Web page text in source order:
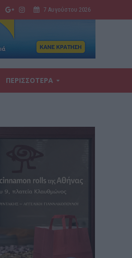
7 Αυγούστου 2026
ΠΕΡΙΣΣΟΤΕΡΑ